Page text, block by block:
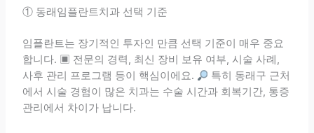
① 동래임플란트치과 선택 기준
임플란트는 장기적인 투자인 만큼 선택 기준이 매우 중요
합니다. ▣ 전문의 경력, 최신 장비 보유 여부, 시술 사례,
사후 관리 프로그램 등이 핵심이에요.
특히 동래구 근처
에서 시술 경험이 많은 치과는 수술 시간과 회복기간, 통증
관리에서 차이가 납니다.